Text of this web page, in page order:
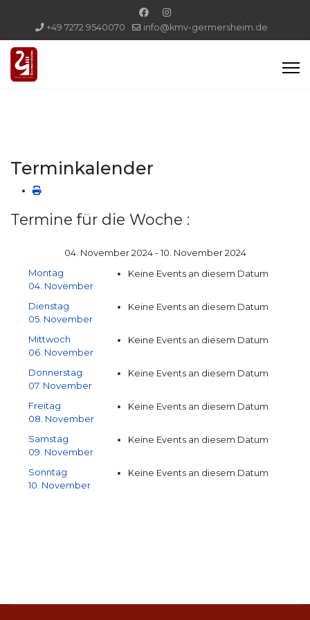
+49 7272 9540070 info@kmv-germersheim.de
Terminkalender
Termine für die Woche :
04. November 2024 - 10. November 2024
Montag
04. November
Keine Events an diesem Datum
Dienstag
05. November
Keine Events an diesem Datum
Mittwoch
06. November
Keine Events an diesem Datum
Donnerstag
07. November
Keine Events an diesem Datum
Freitag
08. November
Keine Events an diesem Datum
Samstag
09. November
Keine Events an diesem Datum
Sonntag
10. November
Keine Events an diesem Datum